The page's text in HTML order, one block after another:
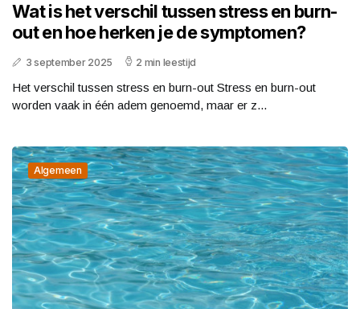
Wat is het verschil tussen stress en burn-
out en hoe herken je de symptomen?
3 september 2025 2 min leestijd
Het verschil tussen stress en burn-out Stress en burn-out
worden vaak in één adem genoemd, maar er z...
Algemeen